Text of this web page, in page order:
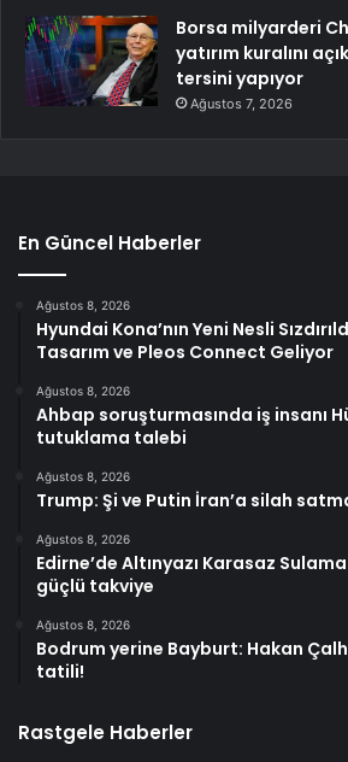
Borsa milyarderi
yatırım kuralını
tersini yapıyor
Ağustos 7, 2026
En Güncel Haberler
Ağustos 8, 2026
Hyundai Kona’nın Yeni Nesli
Tasarım ve Pleos Connect Geliyor
Ağustos 8, 2026
Ahbap soruşturmasında iş insanı
tutuklama talebi
Ağustos 8, 2026
Trump: Şi ve Putin İran’a silah
Ağustos 8, 2026
Edirne’de Altınyazı Karasaz
güçlü takviye
Ağustos 8, 2026
Bodrum yerine Bayburt: Hakan
tatili!
Rastgele Haberler